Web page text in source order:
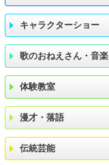
キャラクターショー
歌のおねえさん・音楽
体験教室
漫才・落語
伝統芸能